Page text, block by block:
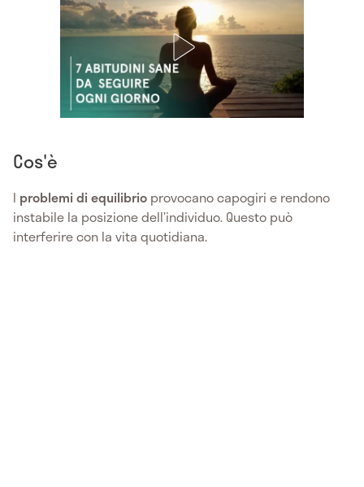
Cos'è
I problemi di equilibrio provocano capogiri e rendono
instabile la posizione dell’individuo. Questo può
interferire con la vita quotidiana.